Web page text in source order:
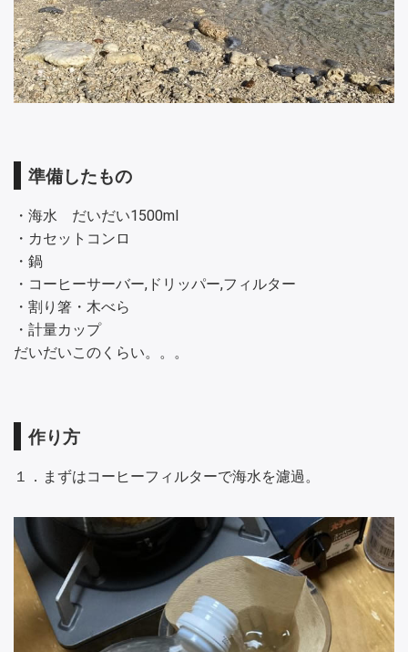
準備したもの
・海水 だいだい1500ml
・カセットコンロ
・鍋
・コーヒーサーバー,ドリッパー,フィルター
・割り箸・木べら
・計量カップ
だいだいこのくらい。。。
作り方
１．まずはコーヒーフィルターで海水を濾過。